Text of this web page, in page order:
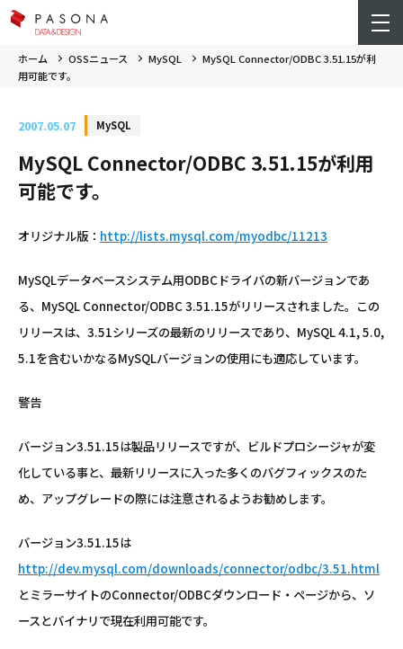
ホーム OSSニュース MySQL
MySQL Connector/ODBC 3.51.15が利
用可能です。
2007.05.07 MySQL
MySQL Connector/ODBC 3.51.15が利用
可能です。
オリジナル版： http://lists.mysql.com/myodbc/11213
MySQLデータベースシステム用ODBCドライバの新バージョンであ
る、MySQL Connector/ODBC 3.51.15がリリースされました。この
リリースは、3.51シリーズの最新のリリースであり、MySQL 4.1, 5.0,
5.1を含むいかなるMySQLバージョンの使用にも適応しています。
警告
バージョン3.51.15は製品リリースですが、ビルドプロシージャが変
化している事と、最新リリースに入った多くのバグフィックスのた
め、アップグレードの際には注意されるようお勧めします。
バージョン3.51.15は
http://dev.mysql.com/downloads/connector/odbc/3.51.html
とミラーサイトのConnector/ODBCダウンロード・ページから、ソ
ースとバイナリで現在利用可能です。